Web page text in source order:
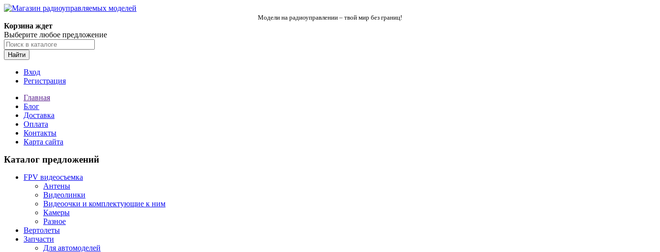
Модели на радиоуправлении – твой мир без границ!
Корзина ждет
Выберите любое предложение
Найти
Вход
Регистрация
Главная
Блог
Доставка
Оплата
Контакты
Карта сайта
Каталог предложений
FPV видеосъемка
Антены
Видеолинки
Видеоочки и комплектующие к ним
Камеры
Разное
Вертолеты
Запчасти
Для автомоделей